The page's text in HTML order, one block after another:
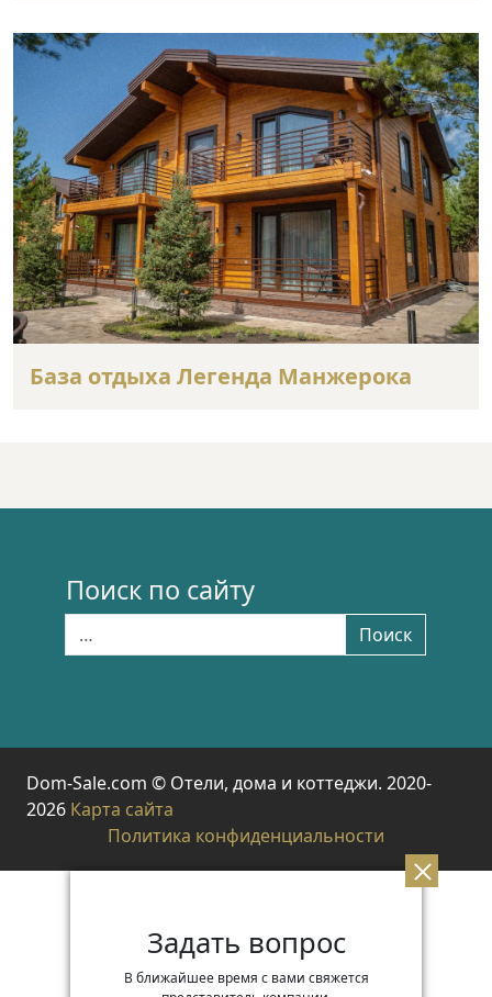
База отдыха Легенда Манжерока
Поиск по сайту
Поиск
Dom-Sale.com © Отели, дома и коттеджи. 2020-
2026 Карта сайта
Политика конфиденциальности
Задать вопрос
В ближайшее время с вами свяжется